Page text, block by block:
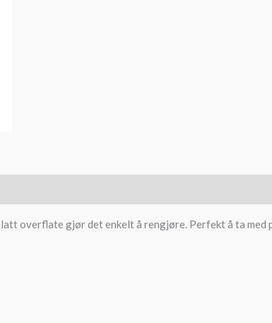
overflate gjør det enkelt å rengjøre. Perfekt å ta med